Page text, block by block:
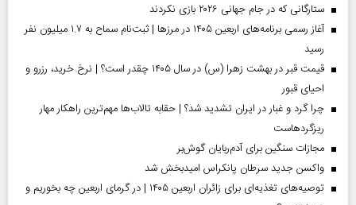
ستارگانی که در جام جهانی ۲۰۲۶ بازی نکردند
آغاز رسمی برنامه‌های اربعین ۱۴۰۵ در مرز‌ها | ثبت‌نام سماح به ۱.۷ میلیون نفر
رسید
قیمت قبر در بهشت زهرا (س) در سال ۱۴۰۵ چقدر است؟ | نرخ خرید، رزرو و
احیای قبور
چرا گرد و غبار در ایران تشدید شد؟ | حقابه تالاب‌ها مهم‌ترین راهکار مهار
ریزگردهاست
مجازات سنگین برای آدم‌ربایان گوش‌بر
واکسن جدید سرطان پانکراس امیدبخش شد
توصیه‌های تغذیه‌ای برای زائران اربعین ۱۴۰۵ | در گرمای اربعین چه بخوریم و